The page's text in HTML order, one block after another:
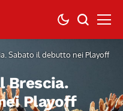
Sabato il debutto nei Playoff
Brescia.
Playoff